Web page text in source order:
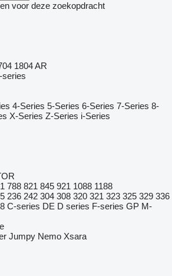
voor deze zoekopdracht
1804AR
series
4-Series 5-Series 6-Series 7-Series 8-
X-Series Z-Series i-Series
788 821 845 921 1088 1188
236 242 304 308 320 321 323 325 329 336
C-series DE D series F-series GP M-
Jumpy Nemo Xsara